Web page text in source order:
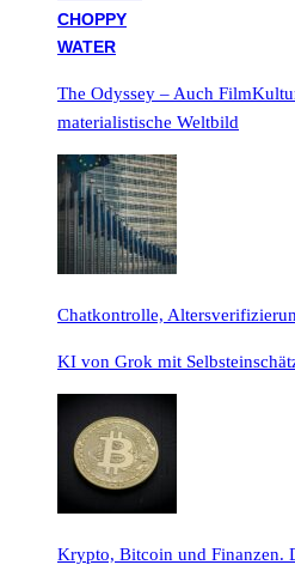
The Odyssey – Auch
materialistische Weltbild
Chatkontrolle,
KI von Grok mit
Krypto, Bitcoin und Finanzen.